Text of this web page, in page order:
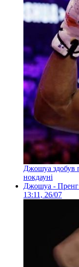
Джошуа здобув
нокдауні
Джошуа - Пренг
13:11, 26/07